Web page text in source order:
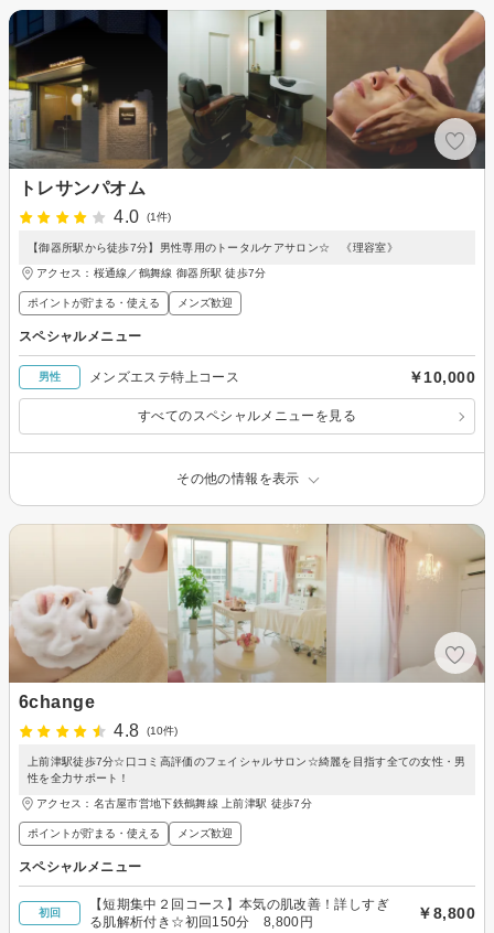
トレサンパオム
4.0
(1件)
【御器所駅から徒歩7分】男性専用のトータルケアサロン☆ 《理容室》
アクセス：桜通線／鶴舞線 御器所駅 徒歩7分
ポイントが貯まる・使える メンズ歓迎
スペシャルメニュー
男性 メンズエステ特上コース ￥10,000
すべてのスペシャルメニューを見る
その他の情報を表示
6change
4.8
(10件)
上前津駅徒歩7分☆口コミ高評価のフェイシャルサロン☆綺麗を目指す全ての女性・男
性を全力サポート！
アクセス：名古屋市営地下鉄鶴舞線 上前津駅 徒歩7分
ポイントが貯まる・使える メンズ歓迎
スペシャルメニュー
初回
【短期集中２回コース】本気の肌改善！詳しすぎ
る肌解析付き☆初回150分 8,800円
￥8,800